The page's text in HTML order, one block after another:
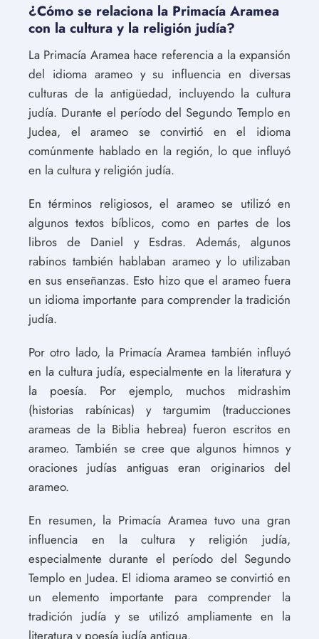
¿Cómo se relaciona la Primacía Aramea
con la cultura y la religión judía?
La Primacía Aramea hace referencia a la expansión
del idioma arameo y su influencia en diversas
culturas de la antigüedad, incluyendo la cultura
judía. Durante el período del Segundo Templo en
Judea, el arameo se convirtió en el idioma
comúnmente hablado en la región, lo que influyó
en la cultura y religión judía.
En términos religiosos, el arameo se utilizó en
algunos textos bíblicos, como en partes de los
libros de Daniel y Esdras. Además, algunos
rabinos también hablaban arameo y lo utilizaban
en sus enseñanzas. Esto hizo que el arameo fuera
un idioma importante para comprender la tradición
judía.
Por otro lado, la Primacía Aramea también influyó
en la cultura judía, especialmente en la literatura y
la poesía. Por ejemplo, muchos midrashim
(historias rabínicas) y targumim (traducciones
arameas de la Biblia hebrea) fueron escritos en
arameo. También se cree que algunos himnos y
oraciones judías antiguas eran originarios del
arameo.
En resumen, la Primacía Aramea tuvo una gran
influencia en la cultura y religión judía,
especialmente durante el período del Segundo
Templo en Judea. El idioma arameo se convirtió en
un elemento importante para comprender la
tradición judía y se utilizó ampliamente en la
literatura y poesía judía antigua.